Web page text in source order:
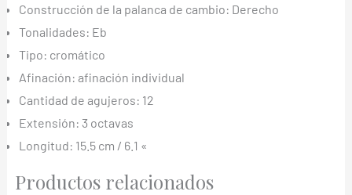
Construcción de la palanca de cambio: Derecho
Tonalidades: Eb
Tipo: cromático
Afinación: afinación individual
Cantidad de agujeros: 12
Extensión: 3 octavas
Longitud: 15.5 cm / 6.1 «
Productos relacionados